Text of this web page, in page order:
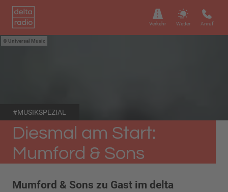
Verkehr Wetter Anruf
Universal Music
#MUSIKSPEZIAL
Diesmal am Start:
Mumford & Sons
Mumford & Sons zu Gast im delta